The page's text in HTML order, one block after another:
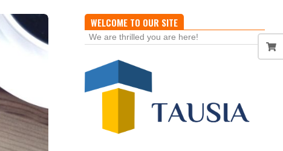
WELCOME TO OUR SITE
We are thrilled you are here!